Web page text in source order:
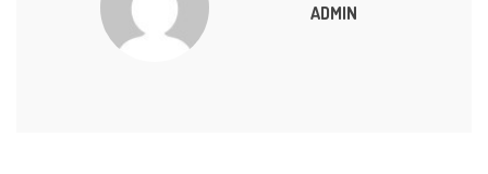
ADMIN